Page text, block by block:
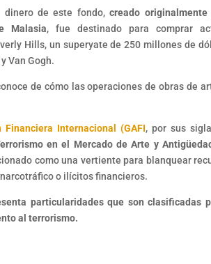
dinero de este fondo,creado originalmente
Malasia, fue destinado para comprar
Hills, un superyate de 250 millones de
Van Gogh.
de cómo las operaciones de obras de
Financiera Internacional (GAFI, por sus
en el Mercado de Arte y
como una vertiente para blanquear
o ilícitos financieros.
particularidades que son clasificadas
al terrorismo.